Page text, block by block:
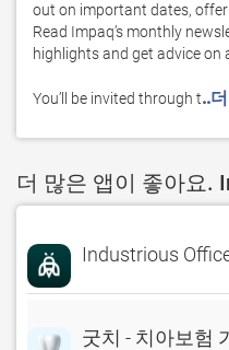
out on important dates,
Read Impaq’s monthly
highlights and get advice on
You’ll be invited through t..
더 많은 앱이 좋아요.
Industrious
굿치 - 치아보험